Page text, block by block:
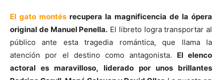
El gato montés recupera la magnificencia de la ópera
original de Manuel Penella. El libreto logra transportar al
público ante esta tragedia romántica, que llama la
atención por el destino como antagonista. El elenco
actoral es maravilloso, liderado por unos brillantes